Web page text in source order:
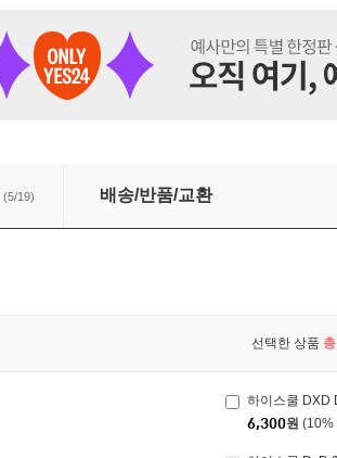
(5/19) 배송/반품/교환
선택한 상품 총
하이스쿨 DXD
6,300원 (10%